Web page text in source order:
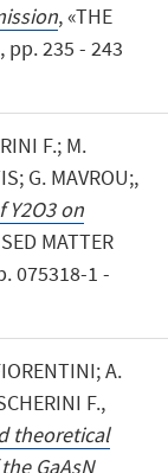
, «THE
pp. 235 - 243
F.; M.
G. MAVROU;,
on
MATTER
075318-1 -
A.
F.,
theoretical
GaAsN